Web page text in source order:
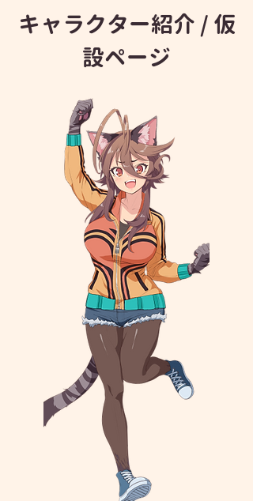
​キャラクター紹介 / 仮
設ページ